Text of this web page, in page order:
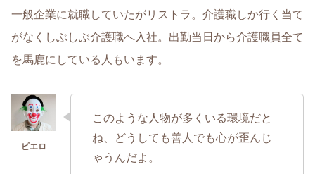
一般企業に就職していたがリストラ。介護職しか行く当て
がなくしぶしぶ介護職へ入社。出勤当日から介護職員全て
を馬鹿にしている人もいます。
このような人物が多くいる環境だと
ね、どうしても善人でも心が歪んじ
ゃうんだよ。